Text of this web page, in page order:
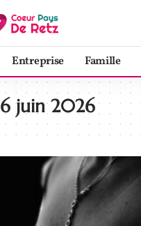
Entreprise Famille
6 juin 2026